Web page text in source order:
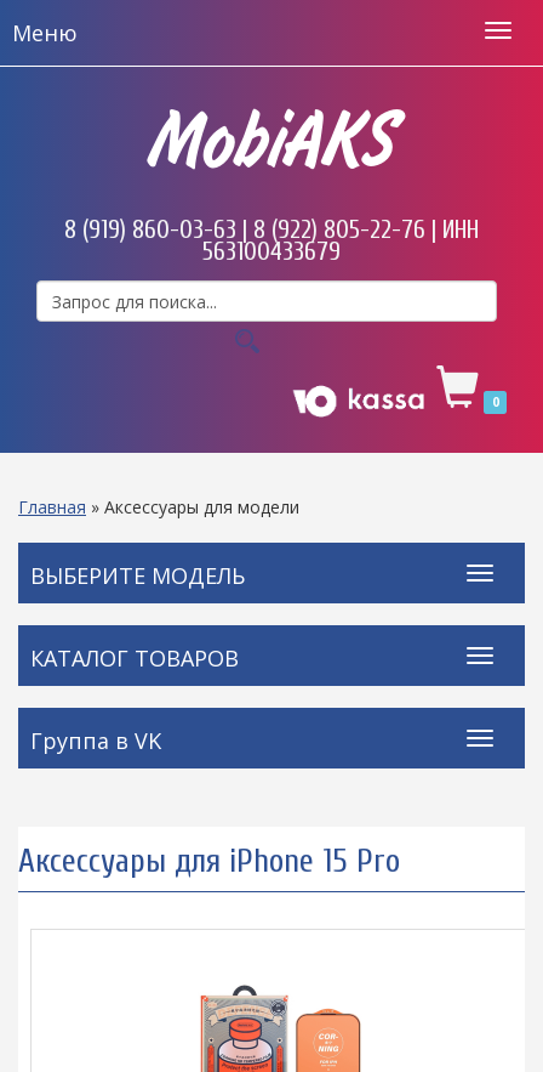
Меню
MobiAKS
8 (919) 860-03-63 | 8 (922) 805-22-76 | ИНН
563100433679
0
Главная » Аксессуары для модели
ВЫБЕРИТЕ МОДЕЛЬ
КАТАЛОГ ТОВАРОВ
Группа в VK
Аксессуары для iPhone 15 Pro